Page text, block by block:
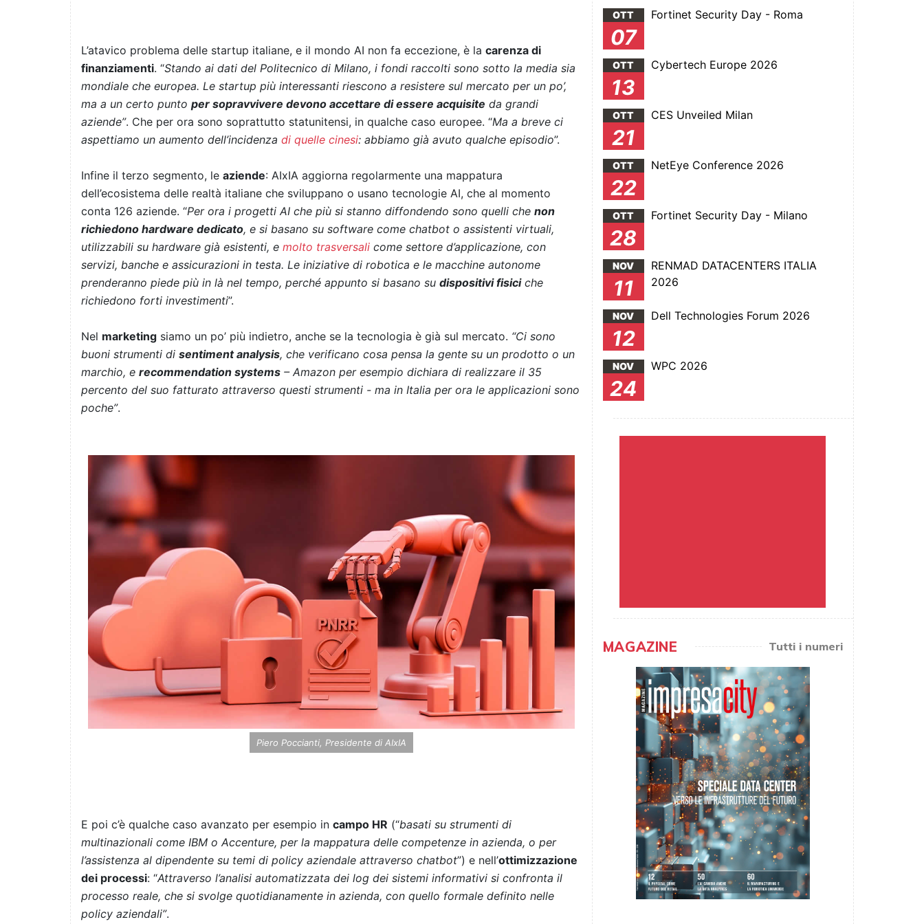
L’atavico problema delle startup italiane, e il mondo AI non fa eccezione, è la carenza di
finanziamenti. “Stando ai dati del Politecnico di Milano, i fondi raccolti sono sotto la media sia
mondiale che europea. Le startup più interessanti riescono a resistere sul mercato per un po’,
ma a un certo punto per sopravvivere devono accettare di essere acquisite da grandi
aziende”. Che per ora sono soprattutto statunitensi, in qualche caso europee. “Ma a breve ci
aspettiamo un aumento dell’incidenza di quelle cinesi: abbiamo già avuto qualche episodio”.
Infine il terzo segmento, le aziende: AIxIA aggiorna regolarmente una mappatura
dell’ecosistema delle realtà italiane che sviluppano o usano tecnologie AI, che al momento
conta 126 aziende. “Per ora i progetti AI che più si stanno diffondendo sono quelli che non
richiedono hardware dedicato, e si basano su software come chatbot o assistenti virtuali,
utilizzabili su hardware già esistenti, e molto trasversali come settore d’applicazione, con
servizi, banche e assicurazioni in testa. Le iniziative di robotica e le macchine autonome
prenderanno piede più in là nel tempo, perché appunto si basano su dispositivi fisiciche
richiedono forti investimenti”.
Nel marketing siamo un po’ più indietro, anche se la tecnologia è già sul mercato. “Ci sono
buoni strumenti di sentiment analysis, che verificano cosa pensa la gente su un prodotto o un
marchio, e recommendation systems – Amazon per esempio dichiara di realizzare il 35
percento del suo fatturato attraverso questi strumenti - ma in Italia per ora le applicazioni sono
poche”.
Piero Poccianti, Presidente di AIxIA
E poi c’è qualche caso avanzato per esempio in campo HR (“basati su strumenti di
multinazionali come IBM o Accenture, per la mappatura delle competenze in azienda, o per
l’assistenza al dipendente su temi di policy aziendale attraverso chatbot”) e nell’ottimizzazione
dei processi: “Attraverso l’analisi automatizzata dei log dei sistemi informativi si confronta il
processo reale, che si svolge quotidianamente in azienda, con quello formale definito nelle
policy aziendali”.
OTT
07
Fortinet Security Day - Roma
OTT
13
Cybertech Europe 2026
OTT
21
CES Unveiled Milan
OTT
22
NetEye Conference 2026
OTT
28
Fortinet Security Day - Milano
NOV
11
RENMAD DATACENTERS ITALIA
2026
NOV
12
Dell Technologies Forum 2026
NOV
24
WPC 2026
MAGAZINE Tutti i numeri